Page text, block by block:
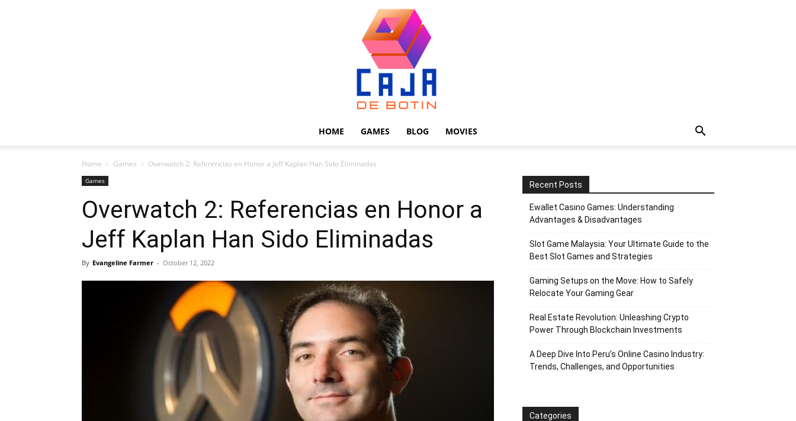
de
Botin
HOME GAMES BLOG MOVIES
Home Games Overwatch 2: Referencias en Honor a Jeff Kaplan Han Sido Eliminadas
Games
Overwatch 2: Referencias en Honor a
Jeff Kaplan Han Sido Eliminadas
By Evangeline Farmer - October 12, 2022
Recent Posts
Ewallet Casino Games: Understanding
Advantages & Disadvantages
Slot Game Malaysia: Your Ultimate Guide to the
Best Slot Games and Strategies
Gaming Setups on the Move: How to Safely
Relocate Your Gaming Gear
Real Estate Revolution: Unleashing Crypto
Power Through Blockchain Investments
A Deep Dive Into Peru’s Online Casino Industry:
Trends, Challenges, and Opportunities
Categories